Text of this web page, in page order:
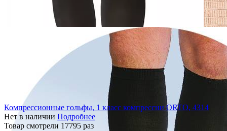
Компрессионные гольфы, 1 класс компрессии ORTO, 4314
Нет в наличии Подробнее
Товар смотрели 17795 раз